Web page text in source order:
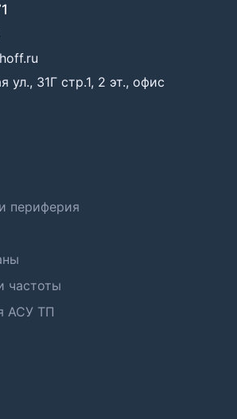
ул., 31Г стр.1, 2 эт., офис
периферия
частоты
АСУ ТП